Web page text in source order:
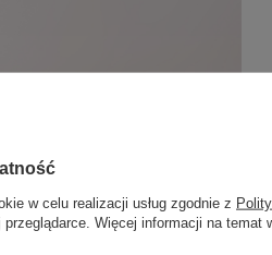
w celu realizacji usług zgodnie z
przeglądarce. Więcej informacji na